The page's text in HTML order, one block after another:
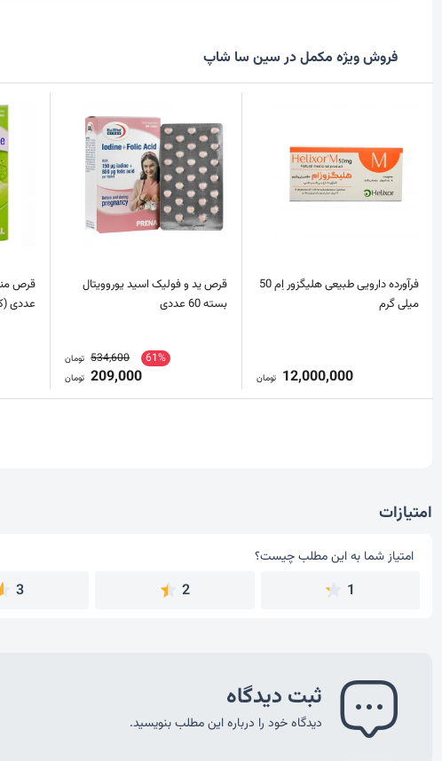
فروش ویژه مکمل در سین سا شاپ
فرآورده دارویی طبیعی هلیگزور اِم 50
میلی گرم
12,000,000 تومان
قرص ید و فولیک اسید یوروویتال
بسته 60 عددی
61%
534,600 تومان
209,000 تومان
عددی
امتیازات
امتیاز شما به این مطلب چیست؟
امتیاز شما به این مطلب چیست؟
1
2
3
ثبت دیدگاه
دیدگاه خود را درباره این مطلب بنویسید.